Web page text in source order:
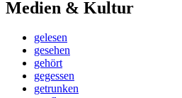
Medien & Kultur
gelesen
gesehen
gehört
gegessen
getrunken